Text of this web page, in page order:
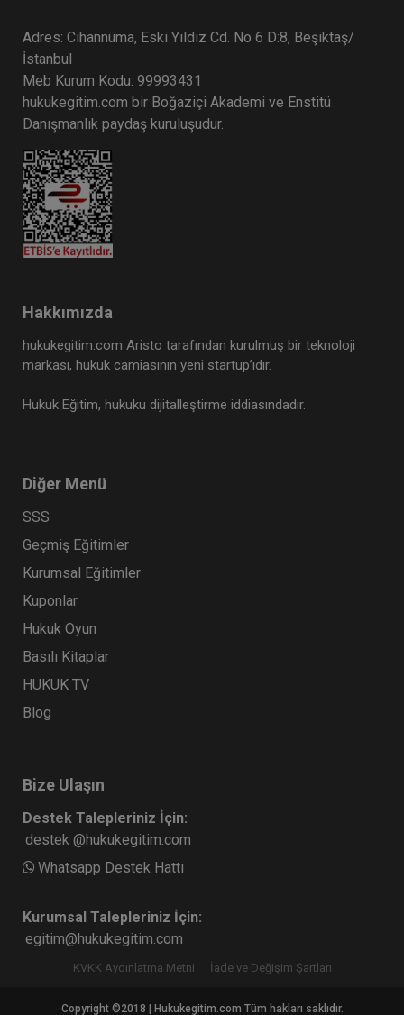
Adres: Cihannüma, Eski Yıldız Cd. No 6 D:8, Beşiktaş/
İstanbul
Meb Kurum Kodu: 99993431
hukukegitim.com bir Boğaziçi Akademi ve Enstitü
Danışmanlık paydaş kuruluşudur.
Hakkımızda
hukukegitim.com Aristo tarafından kurulmuş bir teknoloji
markası, hukuk camiasının yeni startup’ıdır.
Hukuk Eğitim, hukuku dijitalleştirme iddiasındadır.
Diğer Menü
SSS
Geçmiş Eğitimler
Kurumsal Eğitimler
Kuponlar
Hukuk Oyun
Basılı Kitaplar
HUKUK TV
Blog
Bize Ulaşın
Destek Talepleriniz İçin:
destek @hukukegitim.com
Whatsapp Destek Hattı
Kurumsal Talepleriniz İçin:
egitim@hukukegitim.com
KVKK Aydınlatma Metni İade ve Değişim Şartları
Copyright ©2018 | Hukukegitim.com Tüm hakları saklıdır.